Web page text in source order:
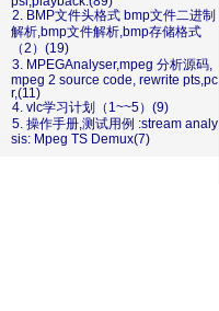
2. BMP文件头格式 bmp文件二进制
解析,bmp文件解析,bmp存储格式
（2）(19)
3. MPEGAnalyser,mpeg 分析源码,
mpeg 2 source code, rewrite pts,pc
r,(11)
4. vlc学习计划（1~~5）(9)
5. 操作手册,测试用例 :stream analy
sis: Mpeg TS Demux(7)